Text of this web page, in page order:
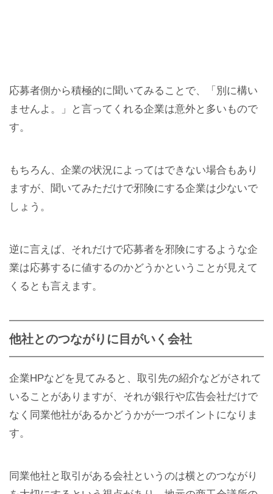
応募者側から積極的に聞いてみることで、「別に構い
ませんよ。」と言ってくれる企業は意外と多いもので
す。
もちろん、企業の状況によってはできない場合もあり
ますが、聞いてみただけで邪険にする企業は少ないで
しょう。
逆に言えば、それだけで応募者を邪険にするような企
業は応募するに値するのかどうかということが見えて
くるとも言えます。
他社とのつながりに目がいく会社
企業HPなどを見てみると、取引先の紹介などがされて
いることがありますが、それが銀行や広告会社だけで
なく同業他社があるかどうかが一つポイントになりま
す。
同業他社と取引がある会社というのは横とのつながり